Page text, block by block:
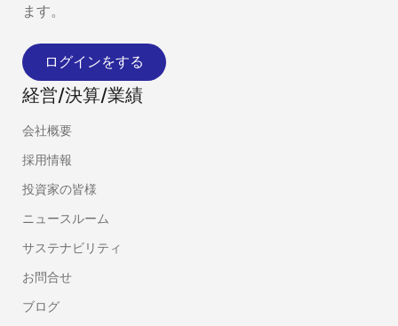
ます。
ログインをする
経営/決算/業績
会社概要
採用情報
投資家の皆様
ニュースルーム
サステナビリティ
お問合せ
ブログ